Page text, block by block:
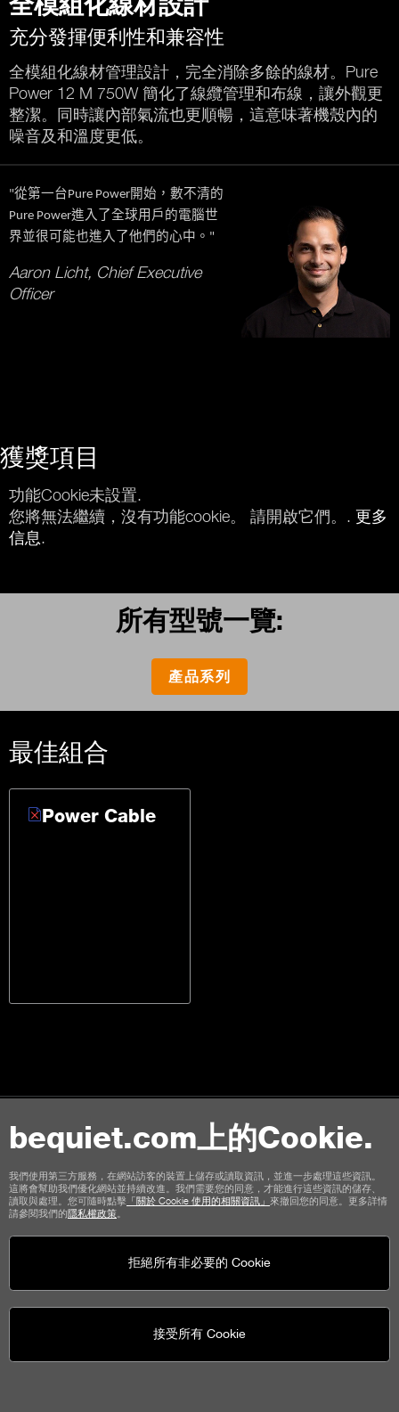
bequiet.com上的Cookie.
我們使用第三方服務，在網站訪客的裝置上儲存或讀取資訊，並進一步處理這些資訊。
這將會幫助我們優化網站並持續改進。我們需要您的同意，才能進行這些資訊的儲存、
讀取與處理。您可隨時點擊 「關於 Cookie 使用的相關資訊」 來撤回您的同意。更多詳情
請參閱我們的隱私權政策
拒絕所有非必要的 Cookie
接受所有 Cookie
全模組化線材設計
充分發揮便利性和兼容性
全模組化線材管理設計，完全消除多餘的線材。Pure
Power 12 M 750W 簡化了線纜管理和布線，讓外觀更
整潔。同時讓內部氣流也更順暢，這意味著機殼內的
噪音及和溫度更低。
"從第一台Pure Power開始，數不清的
Pure Power進入了全球用戶的電腦世
界並很可能也進入了他們的心中。 "
Aaron Licht, Chief Executive
Officer
獲獎項目
功能Cookie未設置.
您將無法繼續，沒有功能cookie。 請開啟它們。. 更多
信息.
所有型號一覽:
產品系列
最佳組合
Power Cable
聯絡我們
使用條款 隱私權 Cookies
版本說明
商店顧客通用條款
取消政策 付款方式 運輸選項